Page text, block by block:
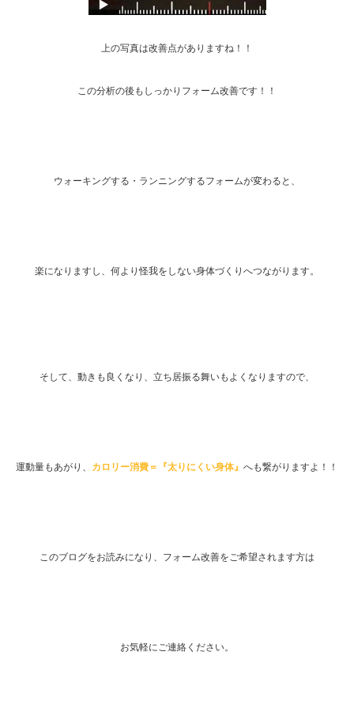
上の写真は改善点がありますね！！
この分析の後もしっかりフォーム改善です！！
ウォーキングする・ランニングするフォームが変わると、
楽になりますし、何より怪我をしない身体づくりへつながります。
そして、動きも良くなり、立ち居振る舞いもよくなりますので、
運動量もあがり、 カロリー消費＝『太りにくい身体』 へも繋がりますよ！！
このブログをお読みになり、フォーム改善をご希望されます方は
お気軽にご連絡ください。